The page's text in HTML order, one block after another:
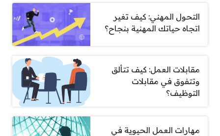
التحول المهني: كيف تغير
اتجاه حياتك المهنية بنجاح؟
مقابلات العمل: كيف تتألق
وتتفوق في مقابلات
التوظيف؟
مهارات العمل الحيوية في